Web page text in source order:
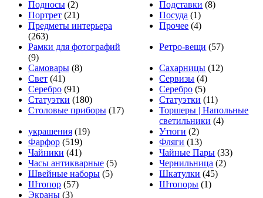
Подносы (2) Подставки (8)
Портрет (21) Посуда (1)
Предметы интерьера
(263)
Прочее (4)
Рамки для фотографий
(9)
Ретро-вещи (57)
Самовары (8) Сахарницы (12)
Свет (41) Сервизы (4)
Серебро (91) Серебро (5)
Статуэтки (180) Статуэтки (11)
Столовые приборы (17)
Торшеры | Напольные
светильники (4)
украшения (19) Утюги (2)
Фарфор (519) Фляги (13)
Чайники (41) Чайные Пары (33)
Часы антикварные (5) Чернильница (2)
Швейные наборы (5) Шкатулки (45)
Штопор (57) Штопоры (1)
Экраны (3)